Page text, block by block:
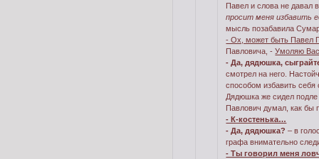
Павел и слова не давал
просит меня избавить
мысль позабавила
- Ох, может быть Павел
Павловича, -Умоляю
- Да, дядюшка,
смотрел на него.
способом избавить себя
Дядюшка же сидел
Павлович думал, как бы
- К-костенька…
- Да, дядюшка?– в
графа внимательно
- Ты говорил меня